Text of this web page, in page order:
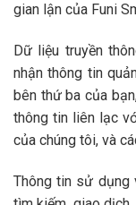
gian lận của Funi
Dữ liệu truyền
nhận thông tin
bên thứ ba của
thông tin liên lạc
của chúng tôi, và
Thông tin sử dụng